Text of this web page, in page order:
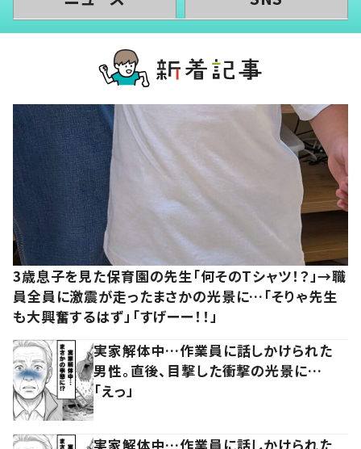
3歳息子を見た保育園の先生「何そのTシャツ！？」→職
員全員に激震が走ったまさかの光景に…「そりゃ先生
も大興奮するはず」「すげーー！！」
実家解体中…作業員に話しかけられた
男性。直後、目撃した衝撃の光景に…
「えっ」
実家解体中…作業員に話しかけられた